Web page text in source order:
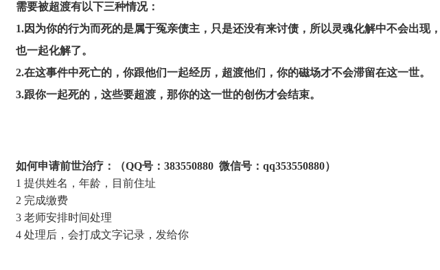
需要被超渡有以下三种情况：
1.因为你的行为而死的是属于冤亲债主，只是还没有来讨债，所以灵魂化解中不会出
也一起化解了。
2.在这事件中死亡的，你跟他们一起经历，超渡他们，你的磁场才不会滞留在这一世。
3.跟你一起死的，这些要超渡，那你的这一世的创伤才会结束。
如何申请前世治疗：（QQ号：383550880 微信号：qq353550880）
1 提供姓名，年龄，目前住址
2 完成缴费
3 老师安排时间处理
4 处理后，会打成文字记录，发给你